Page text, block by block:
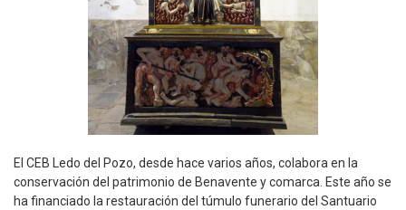
El CEB Ledo del Pozo, desde hace varios años, colabora en la
conservación del patrimonio de Benavente y comarca. Este año se
ha financiado la restauración del túmulo funerario del Santuario